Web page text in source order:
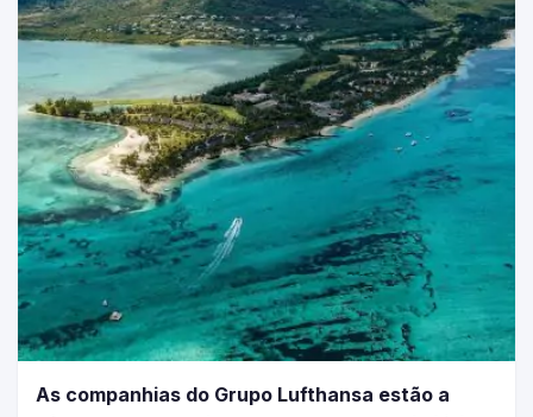
As companhias do Grupo Lufthansa estão a